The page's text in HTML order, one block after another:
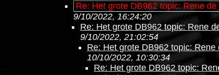
Re: Het grote DB962 topic: Rene
9/10/2022, 16:24:20
Re: Het grote DB962 topic: Rene
9/10/2022, 21:02:54
Re: Het grote DB962 topic:
10/10/2022, 10:30:34
Re: Het grote DB962 topic: